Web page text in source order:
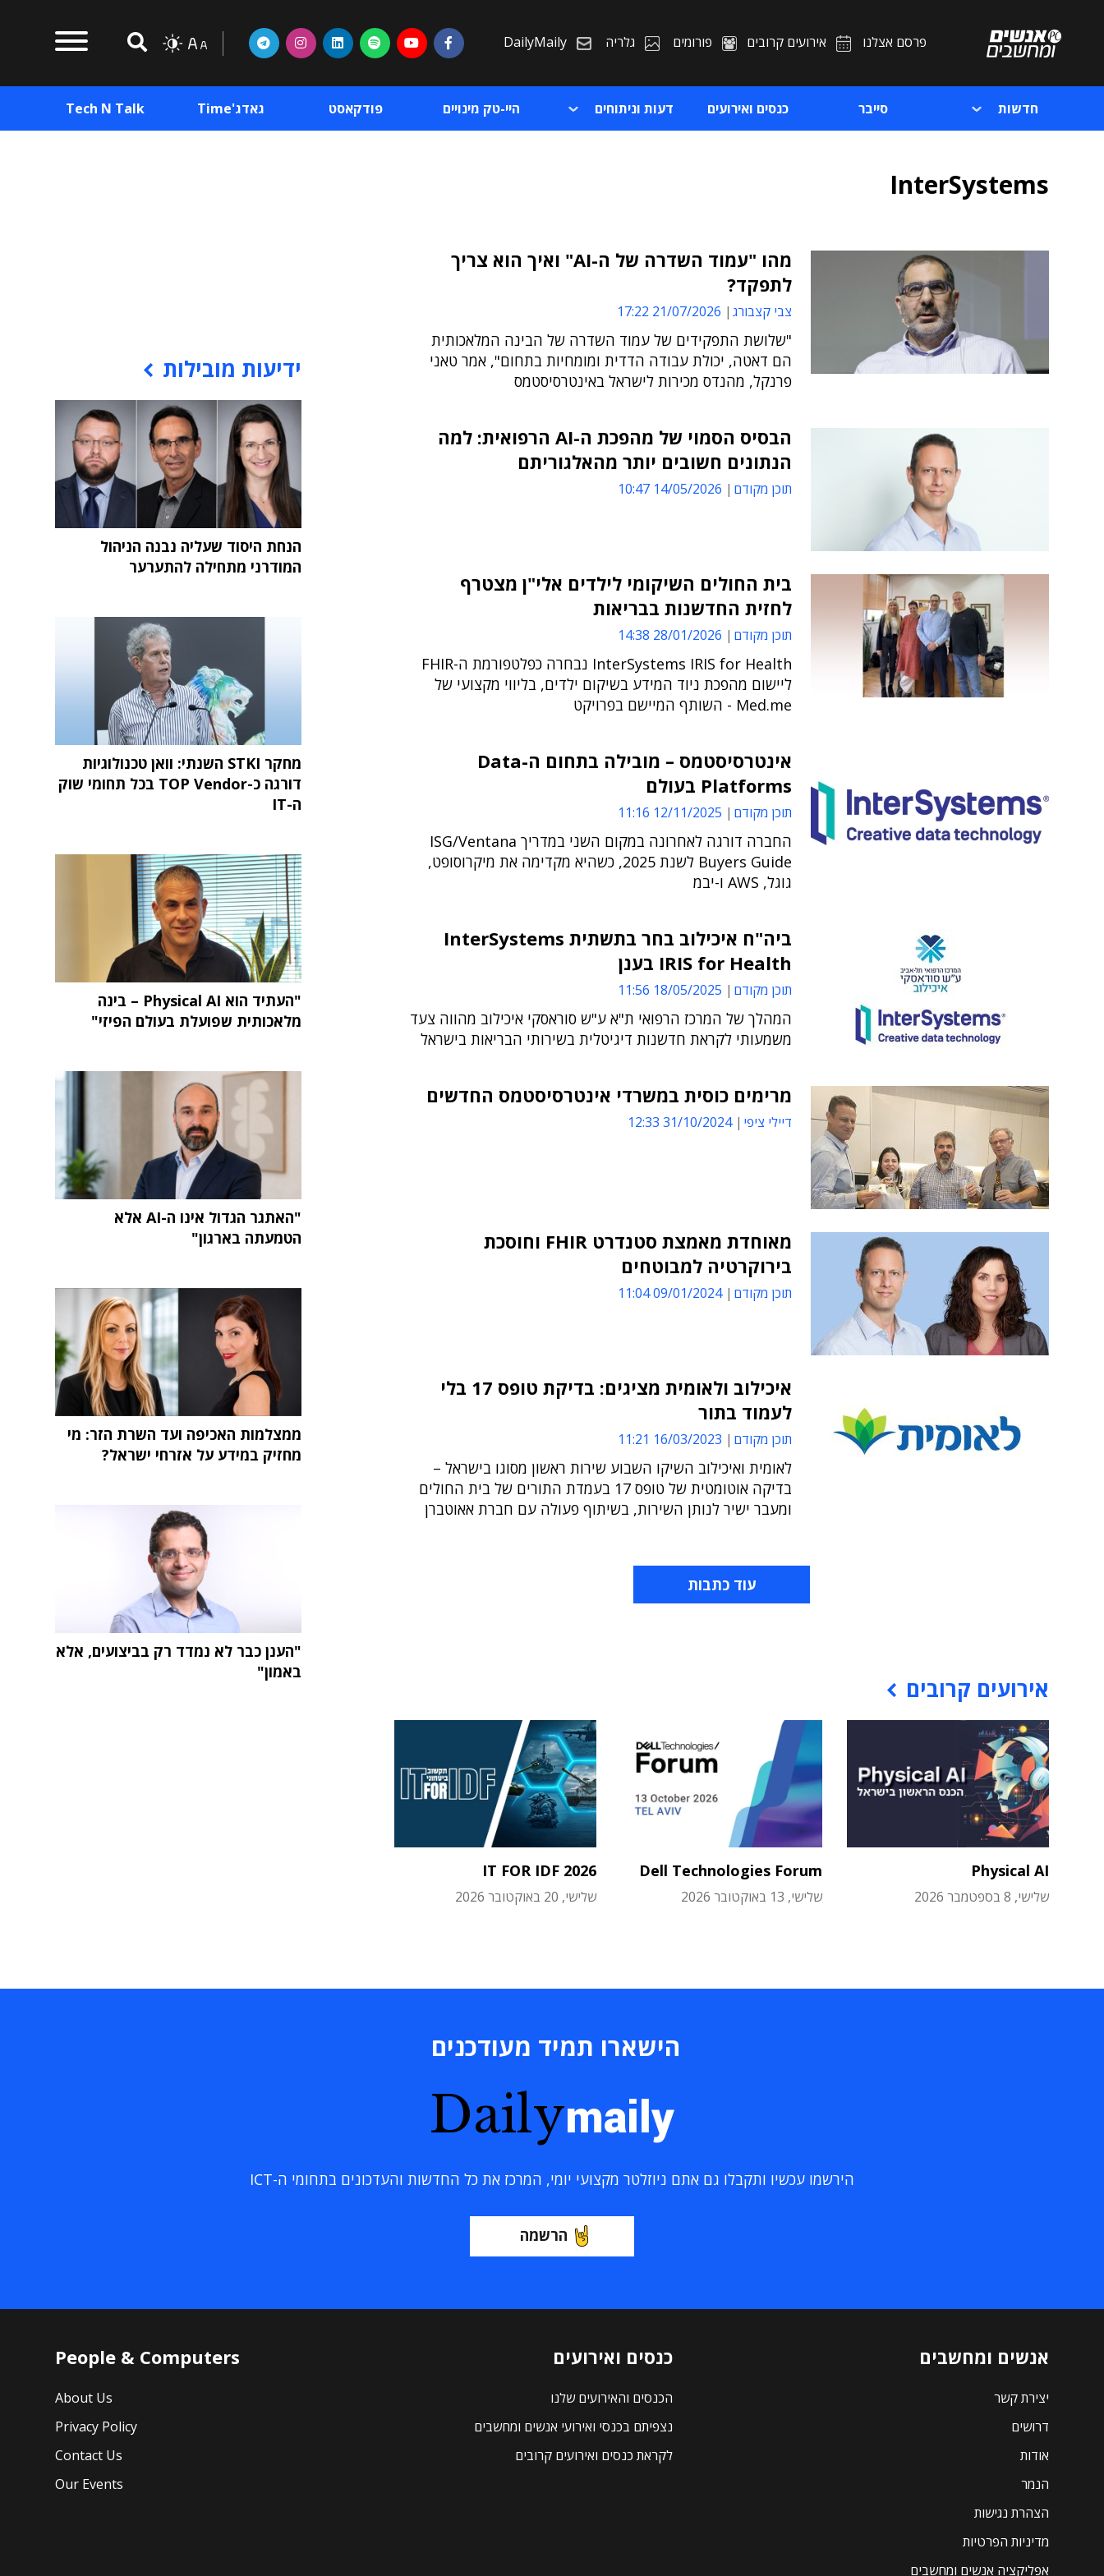
פרסם אצלנו אירועים קרובים פורומים גלריה DailyMaily
חדשות סייבר כנסים ואירועים דעות וניתוחים היי-טק מינויים פודקאסט גאדג'Time Tech N Talk
InterSystems
מהו "עמוד השדרה של ה-AI" ואיך הוא צריך
לתפקד?
צבי קצבורג 21/07/2026 17:22
"שלושת התפקידים של עמוד השדרה של הבינה המלאכותית
הם דאטה, יכולת עבודה הדדית ומומחיות בתחום", אמר טאני
פרנקל, מהנדס מכירות לישראל באינטרסיסטמס
הבסיס הסמוי של מהפכת ה-AI הרפואית: למה
הנתונים חשובים יותר מהאלגוריתם
תוכן מקודם 14/05/2026 10:47
בית החולים השיקומי לילדים אלי"ן מצטרף
לחזית החדשנות בבריאות
תוכן מקודם 28/01/2026 14:38
InterSystems IRIS for Health נבחרה כפלטפורמת ה-FHIR
ליישום מהפכת ניוד המידע בשיקום ילדים, בליווי מקצועי של
Med.me - השותף המיישם בפרויקט
אינטרסיסטמס – מובילה בתחום ה-Data
Platforms בעולם
תוכן מקודם 12/11/2025 11:16
החברה דורגה לאחרונה במקום השני במדריך ISG/Ventana
Buyers Guide לשנת 2025, כשהיא מקדימה את מיקרוסופט,
גוגל, AWS ו-יבמ
ביה"ח איכילוב בחר בתשתית InterSystems
IRIS for Health בענן
תוכן מקודם 18/05/2025 11:56
המהלך של המרכז הרפואי ת"א ע"ש סוראסקי איכילוב מהווה צעד
משמעותי לקראת חדשנות דיגיטלית בשירותי הבריאות בישראל
מרימים כוסית במשרדי אינטרסיסטמס החדשים
דיילי ציפי 31/10/2024 12:33
מאוחדת מאמצת סטנדרט FHIR וחוסכת
בירוקרטיה למבוטחים
תוכן מקודם 09/01/2024 11:04
איכילוב ולאומית מציגים: בדיקת טופס 17 בלי
לעמוד בתור
תוכן מקודם 16/03/2023 11:21
לאומית ואיכילוב השיקו השבוע שירות ראשון מסוגו בישראל –
בדיקה אוטומטית של טופס 17 בעמדת התורים של בית החולים
ומעבר ישיר לנותן השירות, בשיתוף פעולה עם חברת אאוטברן
עוד כתבות
אירועים קרובים
Physical AI
שלישי, 8 בספטמבר 2026
Dell Technologies Forum
שלישי, 13 באוקטובר 2026
IT FOR IDF 2026
שלישי, 20 באוקטובר 2026
ידיעות מובילות
הנחת היסוד שעליה נבנה הניהול
המודרני מתחילה להתערער
מחקר STKI השנתי: וואן טכנולוגיות
דורגה כ-TOP Vendor בכל תחומי שוק
ה-IT
"העתיד הוא Physical AI – בינה
מלאכותית שפועלת בעולם הפיזי"
"האתגר הגדול אינו ה-AI אלא
הטמעתה בארגון"
ממצלמות האכיפה ועד השרת הזר: מי
מחזיק במידע על אזרחי ישראל?
"הענן כבר לא נמדד רק בביצועים, אלא
באמון"
הישארו תמיד מעודכנים
Dailymaily
הירשמו עכשיו ותקבלו גם אתם ניוזלטר מקצועי יומי, המרכז את כל החדשות והעדכונים בתחומי ה-ICT
הרשמה
אנשים ומחשבים
יצירת קשר
דרושים
אודות
הנמר
הצהרת נגישות
מדיניות הפרטיות
אפליקציה אנשים ומחשבים
כנסים ואירועים
הכנסים והאירועים שלנו
נצפיתם בכנסי ואירועי אנשים ומחשבים
לקראת כנסים ואירועים קרובים
People & Computers
About Us
Privacy Policy
Contact Us
Our Events